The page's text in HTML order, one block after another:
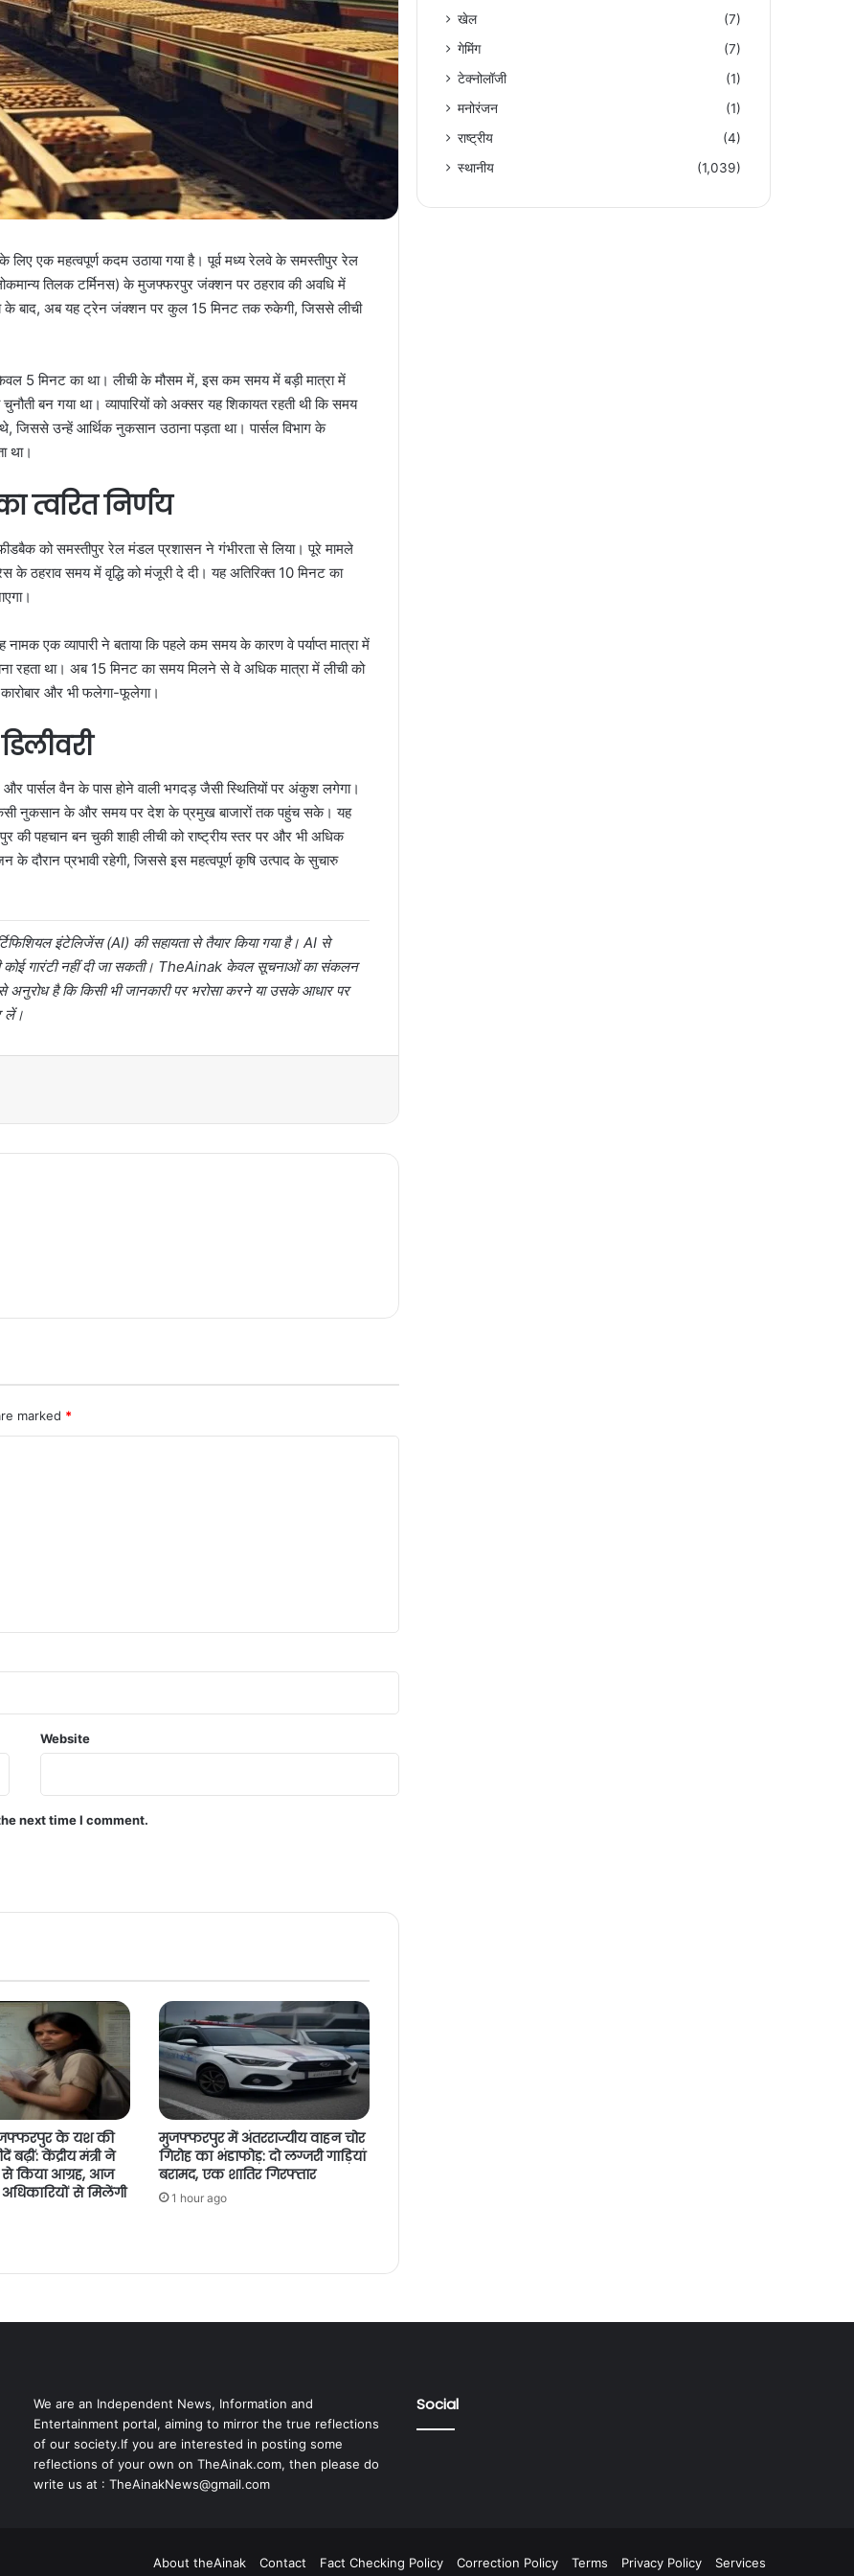
लिए एक महत्वपूर्ण कदम उठाया गया है। पूर्व मध्य रेलवे के समस्तीपुर रेल
तिलक टर्मिनस) के मुजफ्फरपुर जंक्शन पर ठहराव की अवधि में
के बाद, अब यह ट्रेन जंक्शन पर कुल 15 मिनट तक रुकेगी, जिससे लीची
5 मिनट का था। लीची के मौसम में, इस कम समय में बड़ी मात्रा में
बन गया था। व्यापारियों को अक्सर यह शिकायत रहती थी कि समय
उन्हें आर्थिक नुकसान उठाना पड़ता था। पार्सल विभाग के
था।
त्वरित निर्णय
फीडबैक को समस्तीपुर रेल मंडल प्रशासन ने गंभीरता से लिया। पूरे मामले
के ठहराव समय में वृद्धि को मंजूरी दे दी। यह अतिरिक्त 10 मिनट का
एक व्यापारी ने बताया कि पहले कम समय के कारण वे पर्याप्त मात्रा में
रहता था। अब 15 मिनट का समय मिलने से वे अधिक मात्रा में लीची को
और भी फलेगा-फूलेगा।
पार्सल वैन के पास होने वाली भगदड़ जैसी स्थितियों पर अंकुश लगेगा।
किसी नुकसान के और समय पर देश के प्रमुख बाजारों तक पहुंच सके। यह
की पहचान बन चुकी शाही लीची को राष्ट्रीय स्तर पर और भी अधिक
के दौरान प्रभावी रहेगी, जिससे इस महत्वपूर्ण कृषि उत्पाद के सुचारु
इंटेलिजेंस (AI) की सहायता से तैयार किया गया है। AI से
कोई गारंटी नहीं दी जा सकती। TheAinak केवल सूचनाओं का संकलन
अनुरोध है कि किसी भी जानकारी पर भरोसा करने या उसके आधार पर
लें।
marked *
Website
next time I comment.
के यश की
बढ़ीं: केंद्रीय मंत्री ने
से किया आग्रह, आज
से मिलेंगी
मुजफ्फरपुर में अंतरराज्यीय वाहन चोर
गिरोह का भंडाफोड़: दो लग्जरी गाड़ियां
बरामद, एक शातिर गिरफ्तार
1 hour ago
खेल
(7)
गेमिंग
(7)
टेक्नोलॉजी
(1)
मनोरंजन
(1)
राष्ट्रीय
(4)
स्थानीय
(1,039)
We are an Independent News, Information and
Entertainment portal, aiming to mirror the true reflections
of our society.If you are interested in posting some
reflections of your own on TheAinak.com, then please do
write us at : TheAinakNews@gmail.com
Social
About theAinak Contact Fact Checking Policy Correction Policy Terms Privacy Policy Services